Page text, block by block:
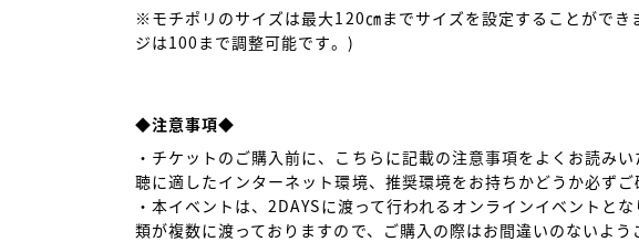
※モチポリのサイズは最大120㎝までサイズを設定することができ
ジは100まで調整可能です。)
◆注意事項◆
・チケットのご購入前に、こちらに記載の注意事項をよくお読み
聴に適したインターネット環境、推奨環境をお持ちかどうか必ずご
・本イベントは、2DAYSに渡って行われるオンラインイベントと
類が複数に渡っておりますので、ご購入の際はお間違いのないよう